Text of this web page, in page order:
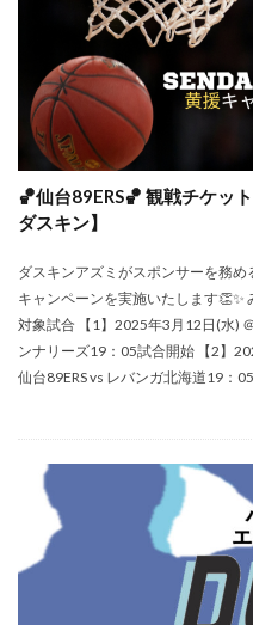
🏀仙台89ERS🏀 観戦チケッ
ダスキン】
ダスキンアズミがスポンサーを務め
キャンペーンを実施いたします👏✨
対象試合 【1】2025年3月12日(水)
ンナリーズ19：05試合開始 【2】
仙台89ERS vs レバンガ北海道19：